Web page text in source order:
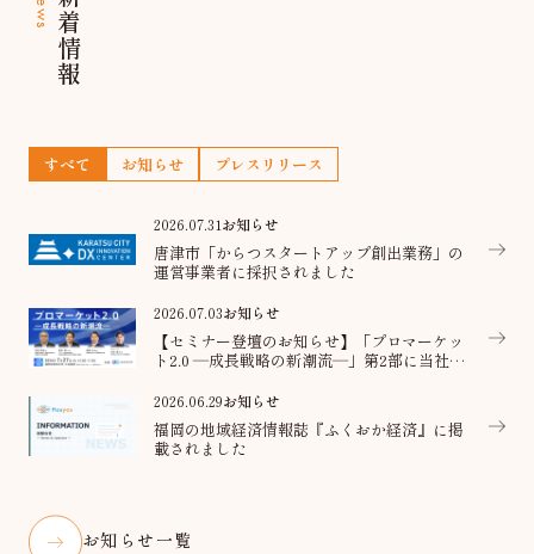
新着情報
すべて お知らせ プレスリリース
2026.07.31お知らせ
唐津市「からつスタートアップ創出業務」の
運営事業者に採択されました
2026.07.03お知らせ
【セミナー登壇のお知らせ】「プロマーケッ
ト2.0 ―成長戦略の新潮流―」第2部に当社代
2026.06.29お知らせ
福岡の地域経済情報誌『ふくおか経済』に掲
載されました
お知らせ一覧